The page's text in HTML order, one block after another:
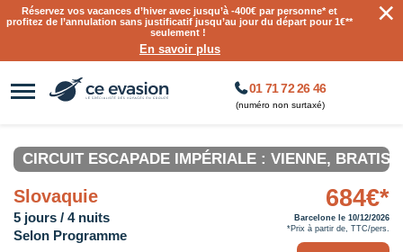
Réservez vos vacances d’hiver avec jusqu’à-400€ par personne* et
profitez de l’annulation sans justificatif jusqu’au jour du départ pour 1€**
seulement !
En savoir plus
×
01 71 72 26 46
(numéro non surtaxé)
CIRCUIT ESCAPADE IMPÉRIALE : VIENNE,
Slovaquie
5 jours / 4 nuits
Selon Programme
684€*
Barcelone le 10/12/2026
*Prix à partir de, TTC/pers.